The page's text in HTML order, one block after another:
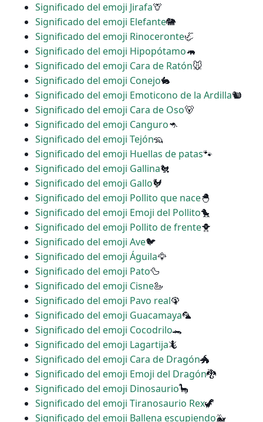
Significado del emoji Jirafa🦒
Significado del emoji Elefante🐘
Significado del emoji Rinoceronte🦏
Significado del emoji Hipopótamo🦛
Significado del emoji Cara de Ratón🐭
Significado del emoji Conejo🐇
Significado del emoji Emoticono de la Ardilla🐿
Significado del emoji Cara de Oso🐻
Significado del emoji Canguro🦘
Significado del emoji Tejón🦡
Significado del emoji Huellas de patas🐾
Significado del emoji Gallina🐔
Significado del emoji Gallo🐓
Significado del emoji Pollito que nace🐣
Significado del emoji Emoji del Pollito🐤
Significado del emoji Pollito de frente🐥
Significado del emoji Ave🐦
Significado del emoji Águila🦅
Significado del emoji Pato🦆
Significado del emoji Cisne🦢
Significado del emoji Pavo real🦚
Significado del emoji Guacamaya🦜
Significado del emoji Cocodrilo🐊
Significado del emoji Lagartija🦎
Significado del emoji Cara de Dragón🐲
Significado del emoji Emoji del Dragón🐉
Significado del emoji Dinosaurio🦕
Significado del emoji Tiranosaurio Rex🦖
Significado del emoji Ballena escupiendo🐳